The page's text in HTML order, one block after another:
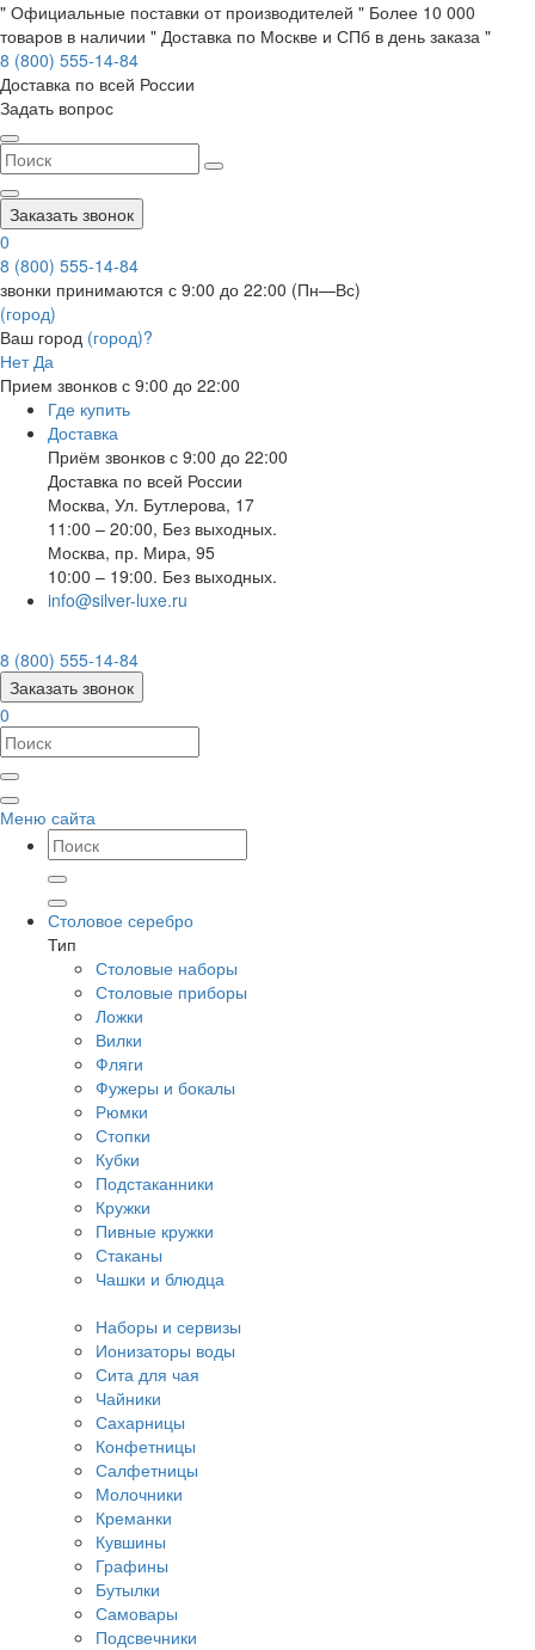
" Официальные поставки от производителей " Более 10 000
товаров в наличии " Доставка по Москве и СПб в день заказа "
8 (800) 555-14-84
Доставка по всей России
Задать вопрос
Заказать звонок
0
8 (800) 555-14-84
звонки принимаются с 9:00 до 22:00 (Пн—Вс)
(город)
Ваш город (город)?
Нет Да
Прием звонков с 9:00 до 22:00
Где купить
Доставка
Приём звонков с 9:00 до 22:00
Доставка по всей России
Москва, Ул. Бутлерова, 17
11:00 – 20:00, Без выходных.
Москва, пр. Мира, 95
10:00 – 19:00. Без выходных.
info@silver-luxe.ru
8 (800) 555-14-84
Заказать звонок
0
Меню сайта
Столовое серебро
Тип
Столовые наборы
Столовые приборы
Ложки
Вилки
Фляги
Фужеры и бокалы
Рюмки
Стопки
Кубки
Подстаканники
Кружки
Пивные кружки
Стаканы
Чашки и блюдца
Наборы и сервизы
Ионизаторы воды
Сита для чая
Чайники
Сахарницы
Конфетницы
Салфетницы
Молочники
Креманки
Кувшины
Графины
Бутылки
Самовары
Подсвечники